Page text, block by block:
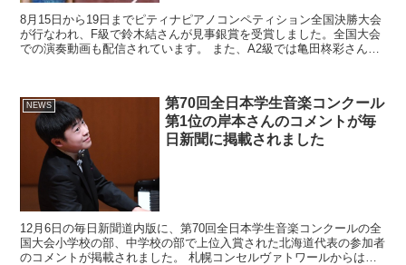
8月15日から19日までピティナピアノコンペティション全国決勝大会
が行なわれ、F級で鈴木結さんが見事銀賞を受賞しました。全国大会
での演奏動画も配信されています。 また、A2級では亀田柊彩さんが
NEWS
第70回全日本学生音楽コンクール
第1位の岸本さんのコメントが毎
日新聞に掲載されました
12月6日の毎日新聞道内版に、第70回全日本学生音楽コンクールの全
国大会小学校の部、中学校の部で上位入賞された北海道代表の参加者
のコメントが掲載されました。 札幌コンセルヴァトワールからは中